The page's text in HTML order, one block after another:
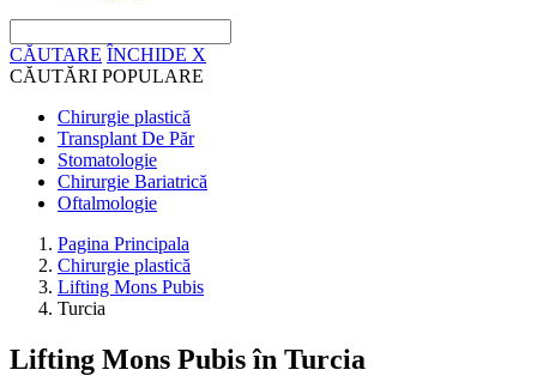
CĂUTARE ÎNCHIDE X
CĂUTĂRI POPULARE
Chirurgie plastică
Transplant De Păr
Stomatologie
Chirurgie Bariatrică
Oftalmologie
Pagina Principala
Chirurgie plastică
Lifting Mons Pubis
Turcia
Lifting Mons Pubisîn Turcia